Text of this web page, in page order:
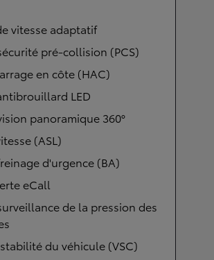
vitesse adaptatif
pré-collision (PCS)
en côte (HAC)
LED
panoramique 360°
(ASL)
d'urgence (BA)
eCall
de la pression des
du véhicule (VSC)